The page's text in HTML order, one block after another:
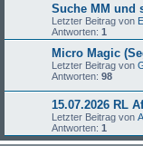
Suche MM und
Letzter Beitrag von
Antworten: 1
Micro Magic
Letzter Beitrag von
Antworten: 98
15.07.2026 RL
Letzter Beitrag von
Antworten: 1